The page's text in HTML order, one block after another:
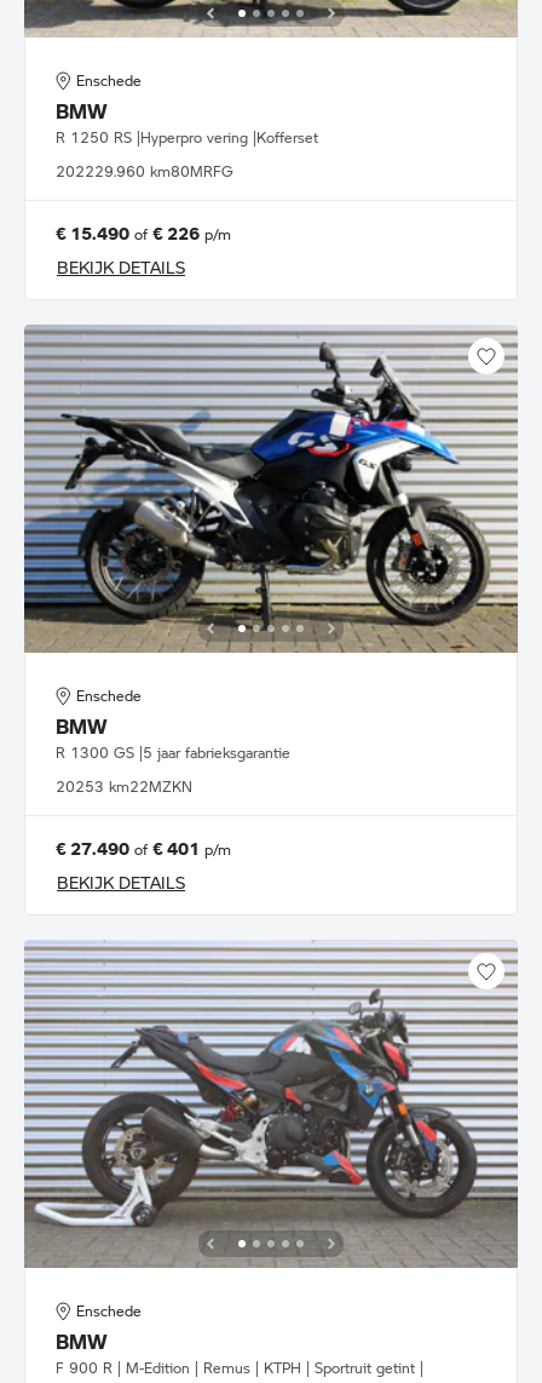
Enschede
BMW
R 1250 RS |Hyperpro vering |Kofferset
202229.960 km80MRFG
€ 15.490 of € 226 p/m
BEKIJK DETAILS
Enschede
BMW
R 1300 GS |5 jaar fabrieksgarantie
20253 km22MZKN
€ 27.490 of € 401 p/m
BEKIJK DETAILS
Enschede
BMW
F 900 R | M-Edition | Remus | KTPH | Sportruit getint |